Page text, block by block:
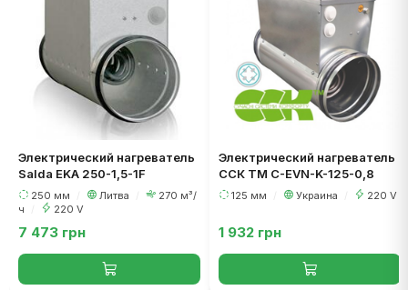
Электрический нагреватель
Salda EKA 250-1,5-1F
250 мм Литва
270 м³/
ч
220 V
7 473 грн
Электрический нагреватель
ССК ТМ C-EVN-K-125-0,8
125 мм Украина 220 V
1 932 грн